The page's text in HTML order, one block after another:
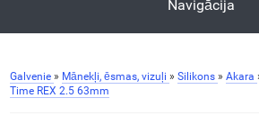
Navigācija
Galvenie » Mānekļi, ēsmas, vizuļi » Silikons » Akara
Time REX 2.5 63mm